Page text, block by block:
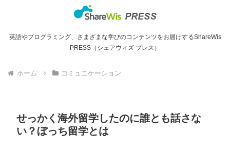
英語やプログラミング、さまざまな学びのコンテンツをお届けするShareWis
PRESS（シェアウィズ プレス）
ホーム コミュニケーション
せっかく海外留学したのに誰とも話さな
い？ぼっち留学とは